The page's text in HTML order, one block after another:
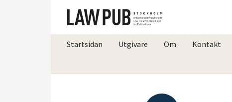
Startsidan Utgivare Om Kontakt